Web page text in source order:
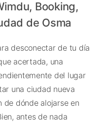
Booking,
de Osma
desconectar de tu día
acertada, una
del lugar
una ciudad nueva
de dónde alojarse en
antes de nada